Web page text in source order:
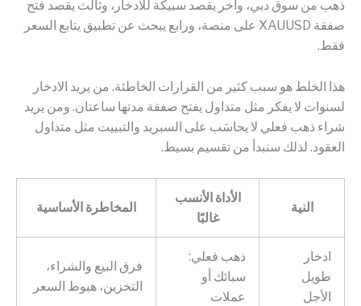
ذهب من سوق دبي، وآخر يقصد سبيكة للادخار، وثالث يقصد فتح
صفقة XAUUSD على منصة، ورابع يبحث عن تطبيق يتابع السعر
فقط.
هذا الخلط هو سبب كثير من القرارات الخاطئة. من يريد الادخار
لسنوات لا يفكر مثل متداول يفتح صفقة مدتها ساعتان. ومن يريد
شراء ذهب فعلي لا يحاسَب على السبريد والتبييت مثل متداول
العقود. لذلك سنبدأ من تقسيم بسيط.
النية
الأداة الأنسب
غالبًا
المخاطرة الأساسية
ادخار
طويل
الأجل
ذهب فعلي:
سبائك أو
عملات
فرق البيع والشراء،
التخزين، هبوط السعر